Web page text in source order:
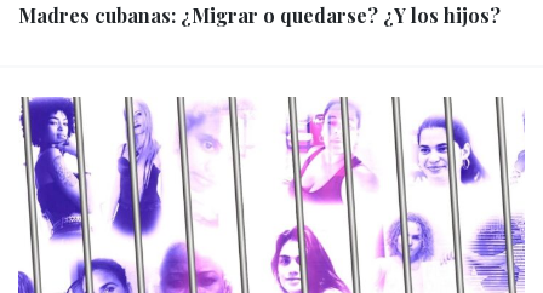
Madres cubanas: ¿Migrar o quedarse? ¿Y los hijos?